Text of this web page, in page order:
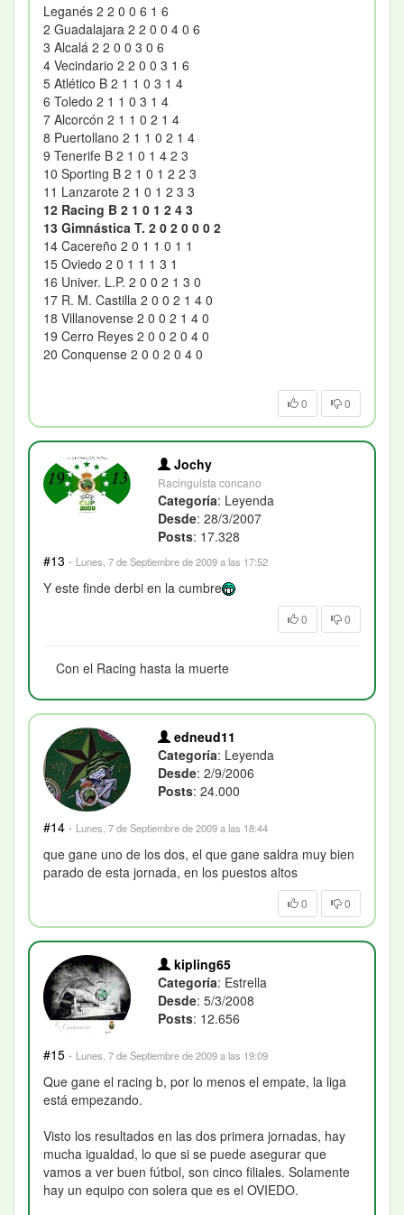
Leganés 2 2 0 0 6 1 6
2 Guadalajara 2 2 0 0 4 0 6
3 Alcalá 2 2 0 0 3 0 6
4 Vecindario 2 2 0 0 3 1 6
5 Atlético B 2 1 1 0 3 1 4
6 Toledo 2 1 1 0 3 1 4
7 Alcorcón 2 1 1 0 2 1 4
8 Puertollano 2 1 1 0 2 1 4
9 Tenerife B 2 1 0 1 4 2 3
10 Sporting B 2 1 0 1 2 2 3
11 Lanzarote 2 1 0 1 2 3 3
12 Racing B 2 1 0 1 2 4 3
13 Gimnástica T. 2 0 2 0 0 0 2
14 Cacereño 2 0 1 1 0 1 1
15 Oviedo 2 0 1 1 1 3 1
16 Univer. L.P. 2 0 0 2 1 3 0
17 R. M. Castilla 2 0 0 2 1 4 0
18 Villanovense 2 0 0 2 1 4 0
19 Cerro Reyes 2 0 0 2 0 4 0
20 Conquense 2 0 0 2 0 4 0
0 0
Jochy
Racinguista concano
Categoría: Leyenda
Desde: 28/3/2007
Posts: 17.328
#13 · Lunes, 7 de Septiembre de 2009 a las 17:52
Y este finde derbi en la cumbre
0 0
Con el Racing hasta la muerte
edneud11
Categoría: Leyenda
Desde: 2/9/2006
Posts: 24.000
#14 · Lunes, 7 de Septiembre de 2009 a las 18:44
que gane uno de los dos, el que gane saldra muy bien
parado de esta jornada, en los puestos altos
0 0
kipling65
Categoría: Estrella
Desde: 5/3/2008
Posts: 12.656
#15 · Lunes, 7 de Septiembre de 2009 a las 19:09
Que gane el racing b, por lo menos el empate, la liga
está empezando.
Visto los resultados en las dos primera jornadas, hay
mucha igualdad, lo que si se puede asegurar que
vamos a ver buen fútbol, son cinco filiales. Solamente
hay un equipo con solera que es el OVIEDO.